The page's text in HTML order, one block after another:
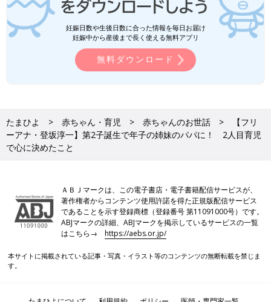
妊娠日数や生後日数に合った情報を毎日お届け
妊娠中から産後まで長く使える無料アプリ
無料ダウンロード
たまひよ 赤ちゃん・育児 赤ちゃんのお世話
【フリ
ーアナ・登坂淳一】第2子誕生で年子の姉妹のパパに！ 2人目育児
で心に決めたこと
ＡＢＪマークは、この電子書店・電子書籍配信サービスが、
著作権者からコンテンツ使用許諾を得た正規版配信サービス
であることを示す登録商標（登録番号 第11091000号）です。
ABJマークの詳細、ABJマークを掲示しているサービスの一覧
はこちら→https://aebs.or.jp/
本サイトに掲載されている記事・写真・イラスト等のコンテンツの無断転載を禁じま
す。